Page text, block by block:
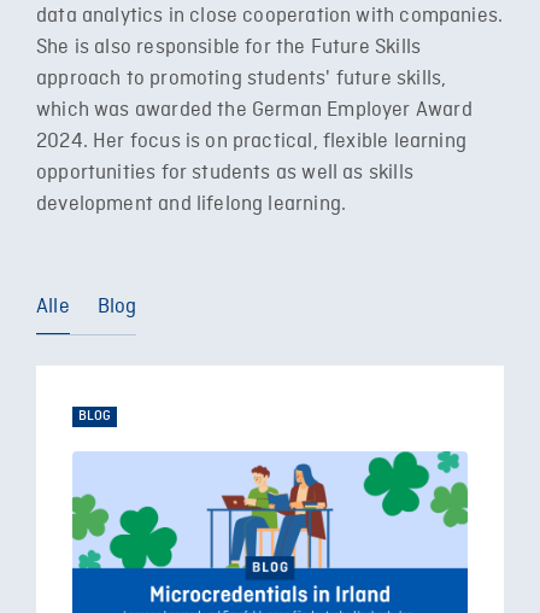
data analytics in close cooperation with companies.
She is also responsible for the Future Skills
approach to promoting students' future skills,
which was awarded the German Employer Award
2024. Her focus is on practical, flexible learning
opportunities for students as well as skills
development and lifelong learning.
Alle Blog
BLOG